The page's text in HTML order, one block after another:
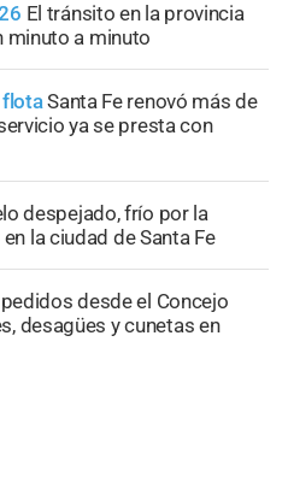
El tránsito en la provincia
minuto a minuto
flotaSanta Fe renovó más de
ya se presta con
despejado, frío por la
la ciudad de Santa Fe
desde el Concejo
desagües y cunetas en